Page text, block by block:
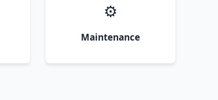
⚙️
Maintenance